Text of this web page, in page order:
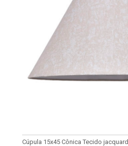
Cúpula 15x45 Cônica Tecido jacquard